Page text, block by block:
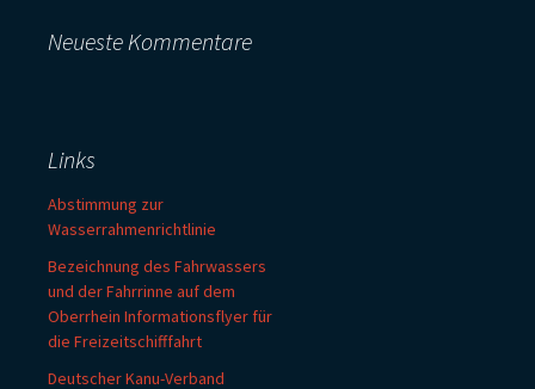
Neueste Kommentare
Links
Abstimmung zur
Wasserrahmenrichtlinie
Bezeichnung des Fahrwassers
und der Fahrrinne auf dem
Oberrhein Informationsflyer für
die Freizeitschifffahrt
Deutscher Kanu-Verband